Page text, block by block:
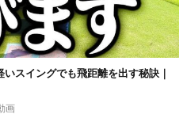
スイングでも飛距離を出す秘訣｜
画